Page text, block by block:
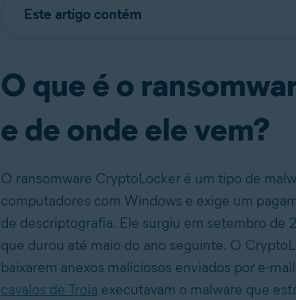
Este artigo contém
O que é o
e de onde ele vem?
O ransomware CryptoLocker é um tipo de
computadores com Windows e exige um
de descriptografia. Ele surgiu em setembro de
que durou até maio do ano seguinte. O
baixarem anexos maliciosos enviados por e-
cavalos de Troia executavam o malware que